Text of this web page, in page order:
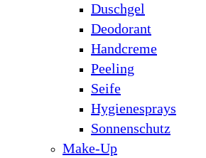
Duschgel
Deodorant
Handcreme
Peeling
Seife
Hygienesprays
Sonnenschutz
Make-Up